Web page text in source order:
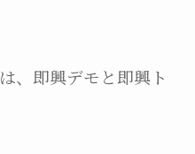
、即興デモと即興ト